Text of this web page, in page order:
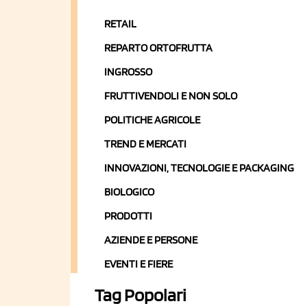
RETAIL
REPARTO ORTOFRUTTA
INGROSSO
FRUTTIVENDOLI E NON SOLO
POLITICHE AGRICOLE
TREND E MERCATI
INNOVAZIONI, TECNOLOGIE E PACKAGING
BIOLOGICO
PRODOTTI
AZIENDE E PERSONE
EVENTI E FIERE
Tag Popolari